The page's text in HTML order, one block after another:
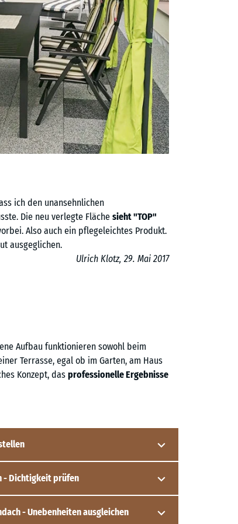
ich den unansehnlichen
Die neu verlegte Fläche sieht "TOP"
Also auch ein pflegeleichtes Produkt.
ausgeglichen.
Ulrich Klotz, 29. Mai 2017
Aufbau funktionieren sowohl beim
Terrasse, egal ob im Garten, am Haus
Konzept, das professionelle Ergebnisse
eintragfähiger Untergrund
als auch die Kosten betrifft, ist eine
in einer ca. 4 cm dicken
- Dichtigkeit prüfen
gegen eindringende Feuchtigkeit
oft nicht
- Unebenheiten ausgleichen